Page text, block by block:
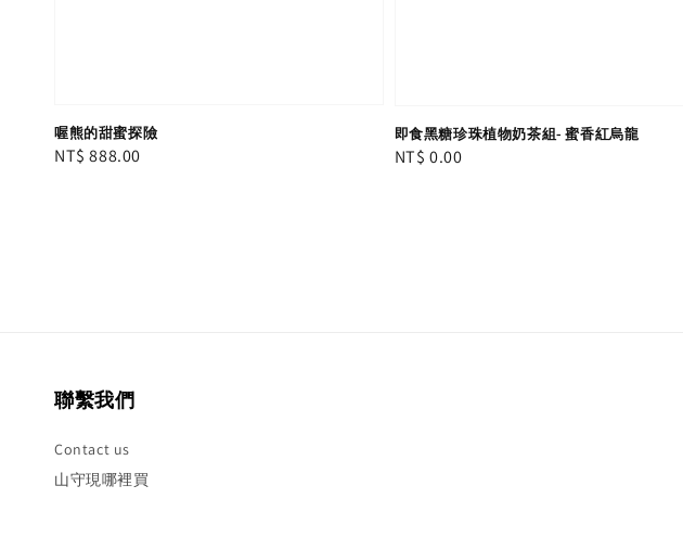
喔熊的甜蜜探險
Regular
NT$ 888.00
即食黑糖珍珠植物奶茶組- 蜜香紅烏龍
Regular
NT$ 0.00
聯繫我們
Contact us
山守現哪裡買